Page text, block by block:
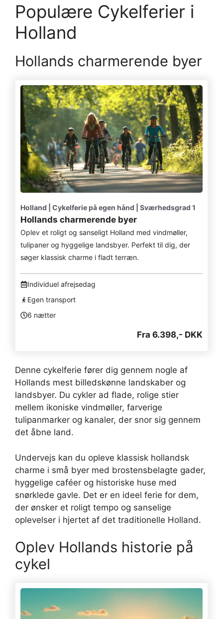
Populære Cykelferier i
Holland
Hollands charmerende byer
Holland | Cykelferie på egen hånd | Sværhedsgrad 1
Hollands charmerende byer
Oplev et roligt og sanseligt Holland med vindmøller,
tulipaner og hyggelige landsbyer. Perfekt til dig, der
søger klassisk charme i fladt terræn.
Individuel afrejsedag
Egen transport
6 nætter
Fra 6.398,- DKK
Denne cykelferie fører dig gennem nogle af
Hollands mest billedskønne landskaber og
landsbyer. Du cykler ad flade, rolige stier
mellem ikoniske vindmøller, farverige
tulipanmarker og kanaler, der snor sig gennem
det åbne land.
Undervejs kan du opleve klassisk hollandsk
charme i små byer med brostensbelagte gader,
hyggelige caféer og historiske huse med
snørklede gavle. Det er en ideel ferie for dem,
der ønsker et roligt tempo og sanselige
oplevelser i hjertet af det traditionelle Holland.
Oplev Hollands historie på
cykel